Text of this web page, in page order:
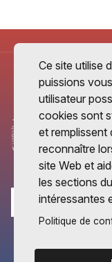
Ce site utilise
puissions
utilisateur
cookies sont
et
reconnaître
site Web et
les sections
intéressantes
Politique de